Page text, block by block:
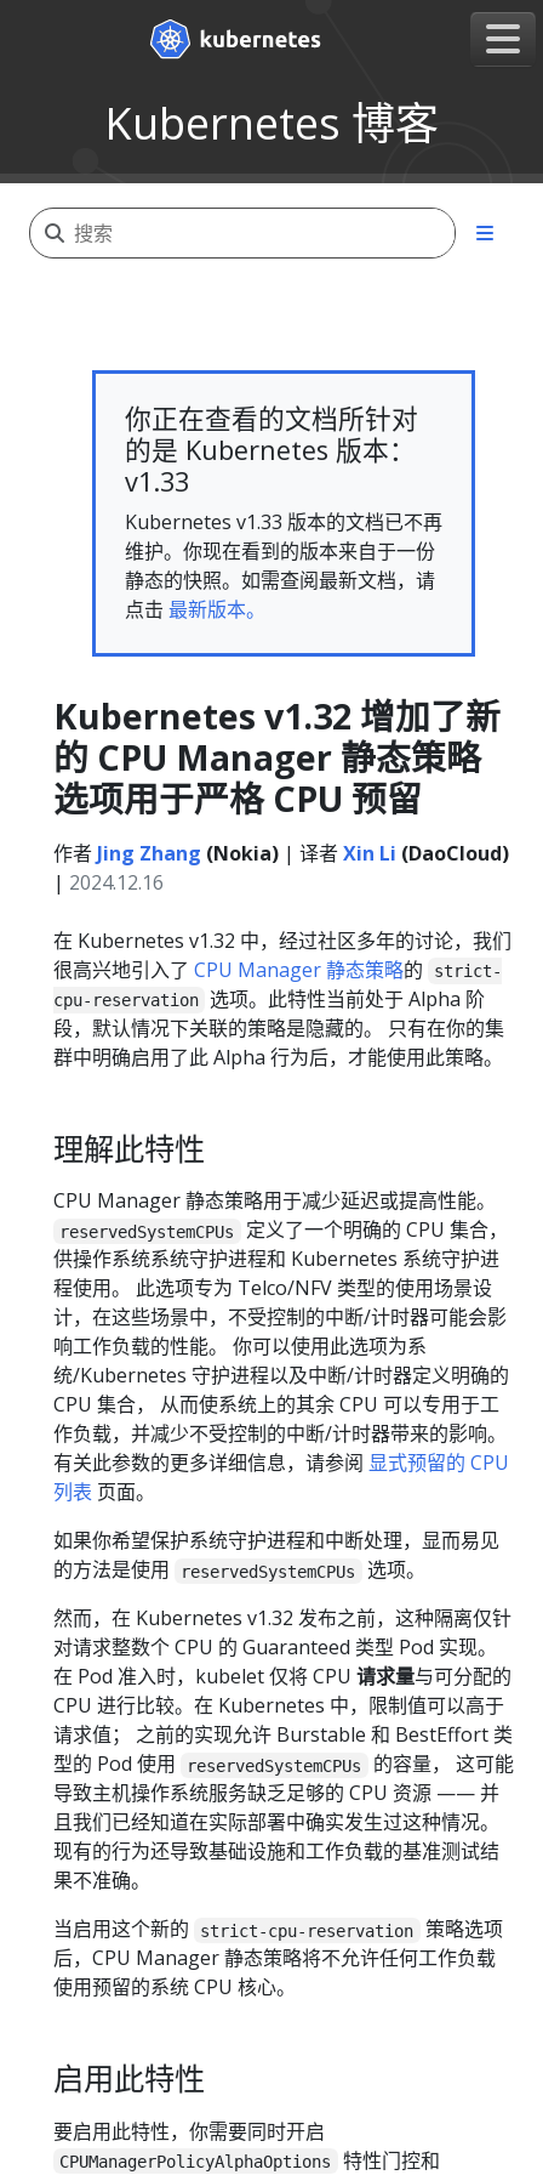
Kubernetes 博客
你正在查看的文档所针对
的是 Kubernetes 版本：
v1.33
Kubernetes v1.33 版本的文档已不再
维护。你现在看到的版本来自于一份
静态的快照。如需查阅最新文档，请
点击 最新版本。
Kubernetes v1.32 增加了新
的 CPU Manager 静态策略
选项用于严格 CPU 预留
作者 Jing Zhang (Nokia) | 译者Xin Li (DaoCloud)
| 2024.12.16
在 Kubernetes v1.32 中，经过社区多年的讨论，我们
很高兴地引入了 CPU Manager 静态策略的
strict-
cpu-reservation 选项。此特性当前处于 Alpha 阶
段，默认情况下关联的策略是隐藏的。 只有在你的集
群中明确启用了此 Alpha 行为后，才能使用此策略。
理解此特性
CPU Manager 静态策略用于减少延迟或提高性能。
reservedSystemCPUs
定义了一个明确的 CPU 集合，
供操作系统系统守护进程和 Kubernetes 系统守护进
程使用。 此选项专为 Telco/NFV 类型的使用场景设
计，在这些场景中，不受控制的中断/计时器可能会影
响工作负载的性能。 你可以使用此选项为系
统/Kubernetes 守护进程以及中断/计时器定义明确的
CPU 集合， 从而使系统上的其余 CPU 可以专用于工
作负载，并减少不受控制的中断/计时器带来的影响。
有关此参数的更多详细信息，请参阅 显式预留的 CPU
列表 页面。
如果你希望保护系统守护进程和中断处理，显而易见
的方法是使用
reservedSystemCPUs
选项。
然而，在 Kubernetes v1.32 发布之前，这种隔离仅针
对请求整数个 CPU 的 Guaranteed 类型 Pod 实现。
在 Pod 准入时，kubelet 仅将 CPU 请求量与可分配的
CPU 进行比较。在 Kubernetes 中，限制值可以高于
请求值； 之前的实现允许 Burstable 和 BestEffort 类
型的 Pod 使用
reservedSystemCPUs
的容量， 这可能
导致主机操作系统服务缺乏足够的 CPU 资源 —— 并
且我们已经知道在实际部署中确实发生过这种情况。
现有的行为还导致基础设施和工作负载的基准测试结
果不准确。
当启用这个新的
strict-cpu-reservation
策略选项
后，CPU Manager 静态策略将不允许任何工作负载
使用预留的系统 CPU 核心。
启用此特性
要启用此特性，你需要同时开启
CPUManagerPolicyAlphaOptions 特性门控和